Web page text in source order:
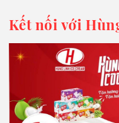
Kết nối với